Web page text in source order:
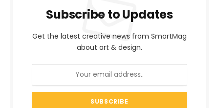
Subscribe to Updates
Get the latest creative news from SmartMag
about art & design.